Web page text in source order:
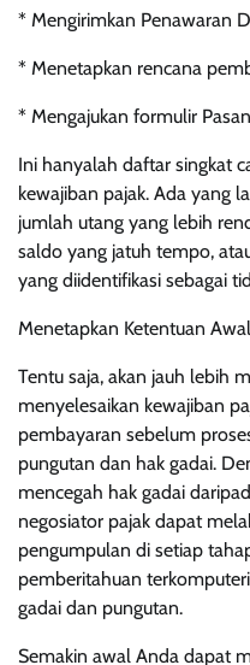
* Mengirimkan Penawaran
* Menetapkan rencana
* Mengajukan formulir
Ini hanyalah daftar singkat
kewajiban pajak. Ada yang
jumlah utang yang lebih
saldo yang jatuh tempo,
yang diidentifikasi sebagai
Menetapkan Ketentuan
Tentu saja, akan jauh lebih
menyelesaikan kewajiban
pembayaran sebelum
pungutan dan hak gadai.
mencegah hak gadai
negosiator pajak dapat
pengumpulan di setiap
pemberitahuan
gadai dan pungutan.
Semakin awal Anda dapat